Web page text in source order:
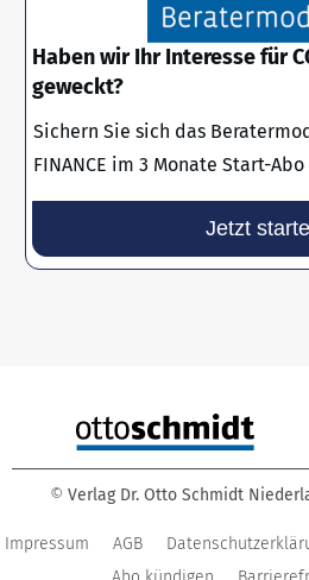
Haben wir Ihr Interesse für
geweckt?
Sichern Sie sich das
FINANCE im 3 Monate Start-
Jetzt
© Verlag Dr. Otto Schmidt
Impressum AGB